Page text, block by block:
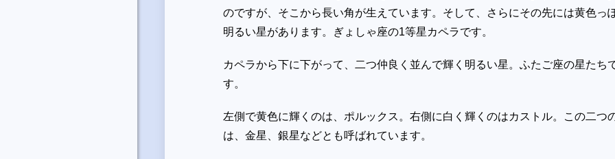
のですが、そこから長い角が生えています。そして、さらにその先には黄色っ
明るい星があります。ぎょしゃ座の1等星カペラです。
カペラから下に下がって、二つ仲良く並んで輝く明るい星。ふたご座の星たち
す。
左側で黄色に輝くのは、ポルックス。右側に白く輝くのはカストル。この二つ
は、金星、銀星などとも呼ばれています。